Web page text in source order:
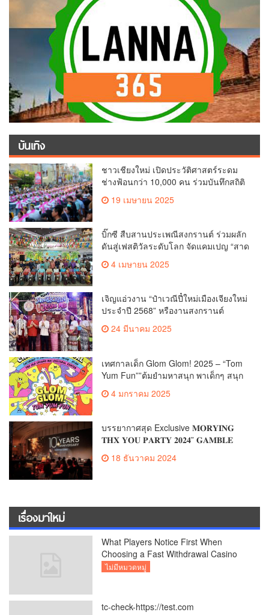
บันเทิง
ชาวเชียงใหม่ เปิดประวัติศาสตร์ระดม
ช่างฟ้อนกว่า 10,000 คน ร่วมบันทึกสถิติ
ทำลายสถิติ 7,218 คน เฉลิมฉลองใน
เมืองเชียงใหม่
19 เมษายน 2025
บิ๊กซี สืบสานประเพณีสงกรานต์ ร่วมผลัก
ดันสู่เฟสติวัลระดับโลก จัดแคมเปญ “สาด
สนุกรับสงกรานต์ที่บิ๊กซี” อัดโปรฉ่ำ ลด
สูงสุด 50% กระตุ้นการเดินทางนักท่อง
2,132 ล้านบาท
4 เมษายน 2025
เจิญแอ่วงาน “ป๋าเวณีปี๋ใหม่เมืองเจียงใหม่
ประจำปี 2568” หรืองานสงกรานต์
เชียงใหม่
24 มีนาคม 2025
เทศกาลเด็ก Glom Glom! 2025 – “Tom
Yum Fun””ต้มยำมหาสนุก พาเด็กๆ สนุก
เด็กแห่งชาติ!”
4 มกราคม 2025
บรรยากาศสุด Exclusive 𝐌𝐎𝐑𝐘𝐈𝐍𝐆
𝐓𝐇𝐗 𝐘𝐎𝐔 𝐏𝐀𝐑𝐓𝐘 𝟐𝟎𝟐𝟒” 𝐆𝐀𝐌𝐁𝐋𝐄
𝐆𝐀𝐋𝐀 𝐍𝐈𝐆𝐇𝐓 “สุดยิ่งใหญ่ประทับใจ
18 ธันวาคม 2024
เรื่องมาใหม่
What Players Notice First When
Choosing a Fast Withdrawal Casino
UK
ไม่มีหมวดหมู่
tc-check-https://test.com